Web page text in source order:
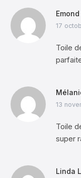
17
Toile
13
Toile
super
Linda